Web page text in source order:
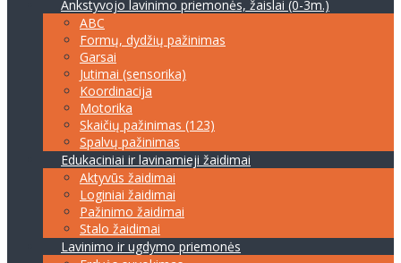
Ankstyvojo lavinimo priemonės, žaislai (0-3m.)
ABC
Formų, dydžių pažinimas
Garsai
Jutimai (sensorika)
Koordinacija
Motorika
Skaičių pažinimas (123)
Spalvų pažinimas
Edukaciniai ir lavinamieji žaidimai
Aktyvūs žaidimai
Loginiai žaidimai
Pažinimo žaidimai
Stalo žaidimai
Lavinimo ir ugdymo priemonės